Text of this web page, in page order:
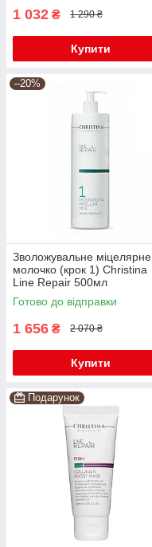
1 032 ₴ 1 290 ₴
Купити
–20%
Зволожувальне міцелярне
молочко (крок 1) Christina
Line Repair 500мл
Готово до відправки
1 656 ₴ 2 070 ₴
Купити
Подарунок